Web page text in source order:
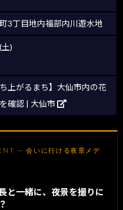
3丁目地内福部内川遊水地
)
上がるまち】大仙市内の花
確認 | 大仙市
— 会いに行ける夜景メデ
と一緒に、夜景を撮りに